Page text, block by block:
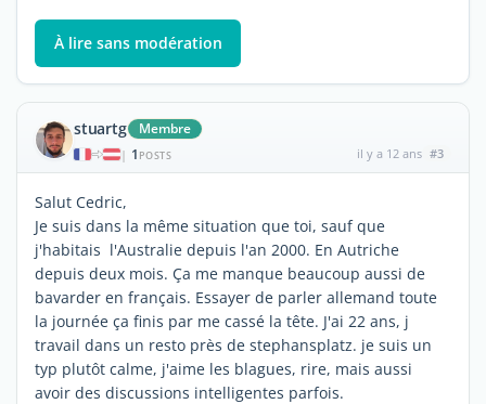
À lire sans modération
stuartg Membre
| 1 POSTS il y a 12 ans #3
Salut Cedric,
Je suis dans la même situation que toi, sauf que
j'habitais l'Australie depuis l'an 2000. En Autriche
depuis deux mois. Ça me manque beaucoup aussi de
bavarder en français. Essayer de parler allemand toute
la journée ça finis par me cassé la tête. J'ai 22 ans, j
travail dans un resto près de stephansplatz. je suis un
typ plutôt calme, j'aime les blagues, rire, mais aussi
avoir des discussions intelligentes parfois.